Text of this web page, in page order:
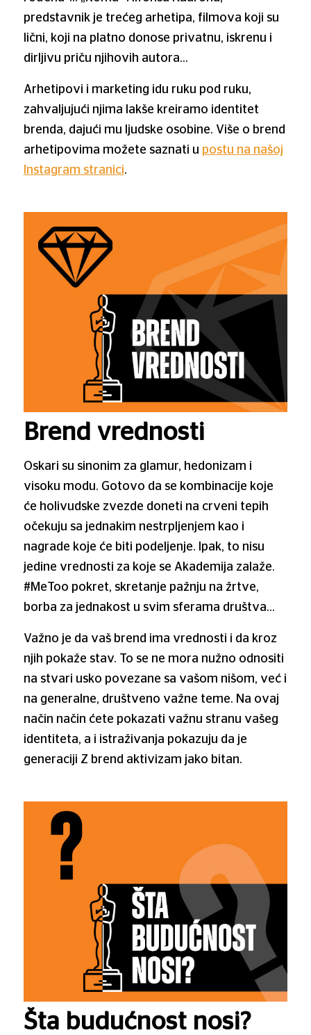
predstavnik je trećeg arhetipa, filmova koji su
lični, koji na platno donose privatnu, iskrenu i
dirljivu priču njihovih autora…
Arhetipovi i marketing idu ruku pod ruku,
zahvaljujući njima lakše kreiramo identitet
brenda, dajući mu ljudske osobine. Više o brend
arhetipovima možete saznati u postu na našoj
Instagram stranici.
Brend vrednosti
Oskari su sinonim za glamur, hedonizam i
visoku modu. Gotovo da se kombinacije koje
će holivudske zvezde doneti na crveni tepih
očekuju sa jednakim nestrpljenjem kao i
nagrade koje će biti podeljenje. Ipak, to nisu
jedine vrednosti za koje se Akademija zalaže.
#MeToo pokret, skretanje pažnju na žrtve,
borba za jednakost u svim sferama društva…
Važno je da vaš brend ima vrednosti i da kroz
njih pokaže stav. To se ne mora nužno odnositi
na stvari usko povezane sa vašom nišom, već i
na generalne, društveno važne teme. Na ovaj
način način ćete pokazati važnu stranu vašeg
identiteta, a i istraživanja pokazuju da je
generaciji Z brend aktivizam jako bitan.
Šta budućnost nosi?